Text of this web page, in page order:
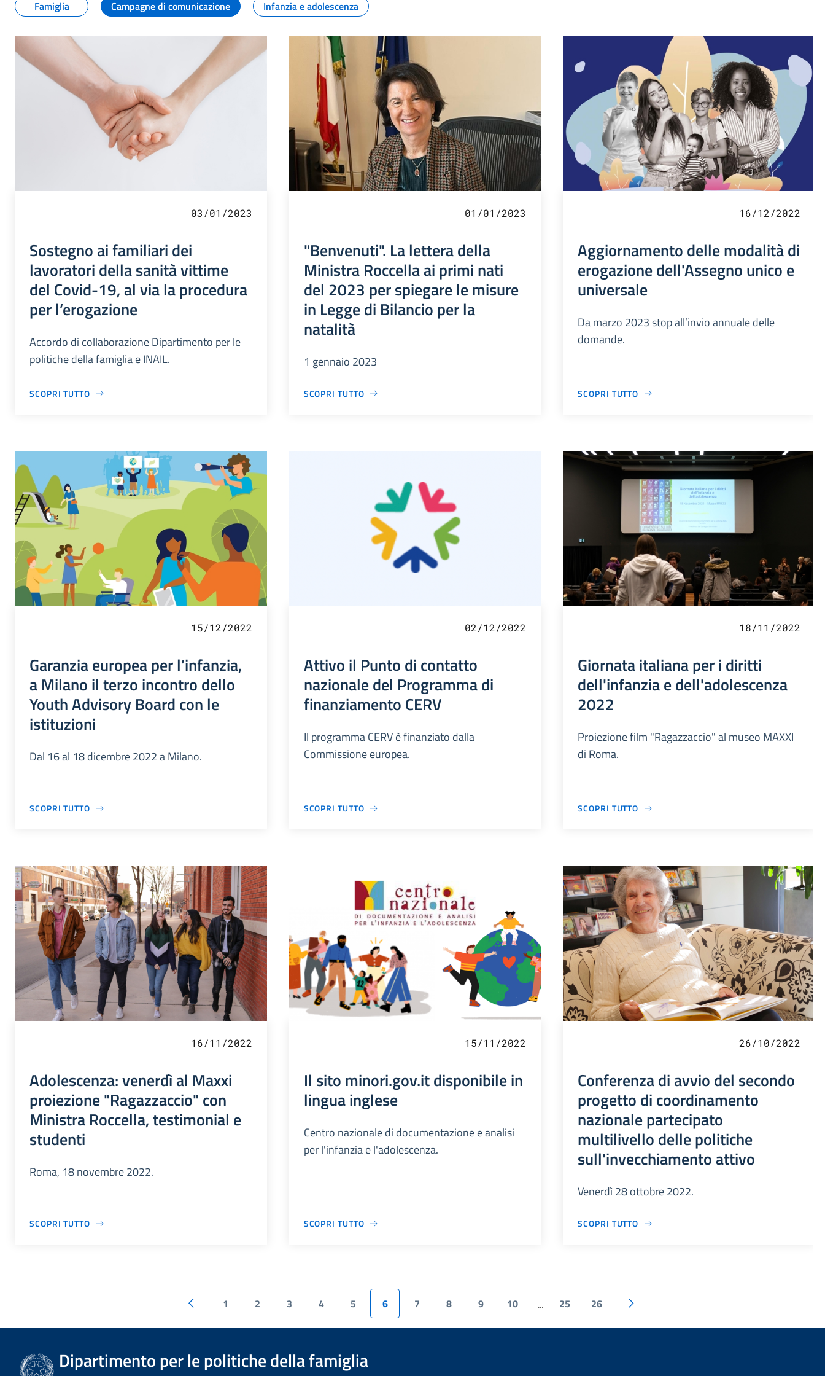
Famiglia
Campagne di comunicazione Infanzia e adolescenza
03/01/2023
Sostegno ai familiari dei
lavoratori della sanità vittime
del Covid-19, al via la procedura
per l’erogazione
Accordo di collaborazione Dipartimento per le
politiche della famiglia e INAIL.
SCOPRI TUTTO
01/01/2023
"Benvenuti". La lettera della
Ministra Roccella ai primi nati
del 2023 per spiegare le misure
in Legge di Bilancio per la
natalità
1 gennaio 2023
SCOPRI TUTTO
16/12/2022
Aggiornamento delle modalità di
erogazione dell'Assegno unico e
universale
Da marzo 2023 stop all’invio annuale delle
domande.
SCOPRI TUTTO
15/12/2022
Garanzia europea per l’infanzia,
a Milano il terzo incontro dello
Youth Advisory Board con le
istituzioni
Dal 16 al 18 dicembre 2022 a Milano.
SCOPRI TUTTO
02/12/2022
Attivo il Punto di contatto
nazionale del Programma di
finanziamento CERV
Il programma CERV è finanziato dalla
Commissione europea.
SCOPRI TUTTO
18/11/2022
Giornata italiana per i diritti
dell'infanzia e dell'adolescenza
2022
Proiezione film "Ragazzaccio" al museo MAXXI
di Roma.
SCOPRI TUTTO
16/11/2022
Adolescenza: venerdì al Maxxi
proiezione "Ragazzaccio" con
Ministra Roccella, testimonial e
studenti
Roma, 18 novembre 2022.
SCOPRI TUTTO
15/11/2022
Il sito minori.gov.it disponibile in
lingua inglese
Centro nazionale di documentazione e analisi
per l'infanzia e l'adolescenza.
SCOPRI TUTTO
26/10/2022
Conferenza di avvio del secondo
progetto di coordinamento
nazionale partecipato
multilivello delle politiche
sull'invecchiamento attivo
Venerdì 28 ottobre 2022.
SCOPRI TUTTO
1 2 3 4 5 6 7 8 9 10 ... 25 26
Dipartimento per le politiche della famiglia